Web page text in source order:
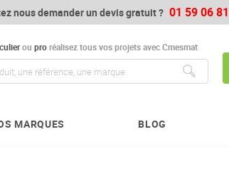
nous demander un devis gratuit ? 01 59 06
ou proréalisez tous vos projets avec Cmesmat
MARQUES BLOG